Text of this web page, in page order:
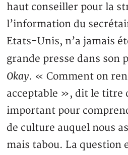
haut conseiller pour la
l’information du
Etats-Unis, n’a jamais
grande presse dans son
Okay. « Comment on
acceptable », dit le titre
important pour
de culture auquel nous
mais tabou. La question